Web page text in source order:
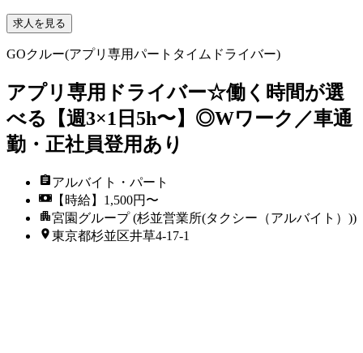
求人を見る
GOクルー(アプリ専用パートタイムドライバー)
アプリ専用ドライバー☆働く時間が選
べる【週3×1日5h〜】◎Wワーク／車通
勤・正社員登用あり
アルバイト・パート
【時給】1,500円〜
宮園グループ (杉並営業所(タクシー（アルバイト）))
東京都杉並区井草4-17-1